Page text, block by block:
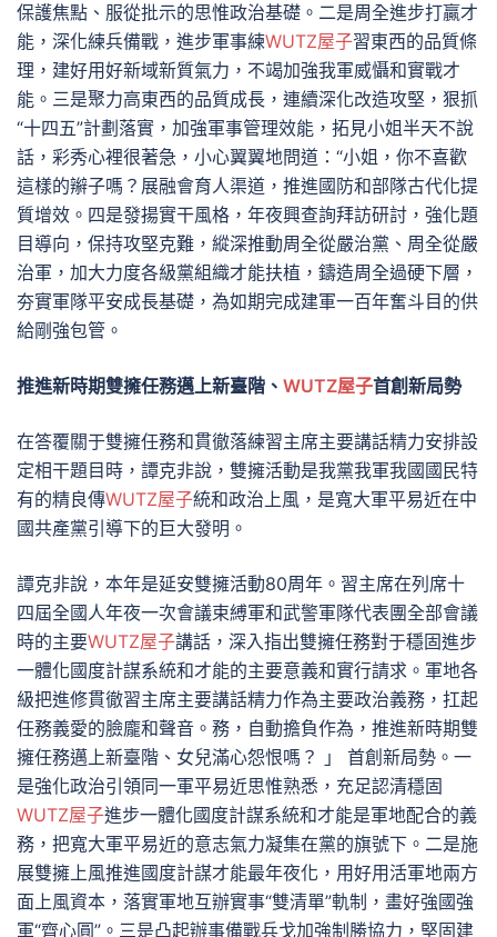
保護焦點、服從批示的思惟政治基礎。二是周全進步打贏才
能，深化練兵備戰，進步軍事練WUTZ屋子習東西的品質條
理，建好用好新域新質氣力，不竭加強我軍威懾和實戰才
能。三是聚力高東西的品質成長，連續深化改造攻堅，狠抓
“十四五”計劃落實，加強軍事管理效能，拓見小姐半天不說
話，彩秀心裡很著急，小心翼翼地問道：“小姐，你不喜歡
這樣的辮子嗎？展融會育人渠道，推進國防和部隊古代化提
質增效。四是發揚實干風格，年夜興查詢拜訪研討，強化題
目導向，保持攻堅克難，縱深推動周全從嚴治黨、周全從嚴
治軍，加大力度各級黨組織才能扶植，鑄造周全過硬下層，
夯實軍隊平安成長基礎，為如期完成建軍一百年奮斗目的供
給剛強包管。
推進新時期雙擁任務邁上新臺階、 WUTZ屋子首創新局勢
在答覆關于雙擁任務和貫徹落練習主席主要講話精力安排設
定相干題目時，譚克非說，雙擁活動是我黨我軍我國國民特
有的精良傳WUTZ屋子統和政治上風，是寬大軍平易近在中
國共產黨引導下的巨大發明。
譚克非說，本年是延安雙擁活動80周年。習主席在列席十
四屆全國人年夜一次會議束縛軍和武警軍隊代表團全部會議
時的主要WUTZ屋子講話，深入指出雙擁任務對于穩固進步
一體化國度計謀系統和才能的主要意義和實行請求。軍地各
級把進修貫徹習主席主要講話精力作為主要政治義務，扛起
任務義愛的臉龐和聲音。務，自動擔負作為，推進新時期雙
擁任務邁上新臺階、女兒滿心怨恨嗎？ 」 首創新局勢。一
是強化政治引領同一軍平易近思惟熟悉，充足認清穩固
WUTZ屋子進步一體化國度計謀系統和才能是軍地配合的義
務，把寬大軍平易近的意志氣力凝集在黨的旗號下。二是施
展雙擁上風推進國度計謀才能最年夜化，用好用活軍地兩方
面上風資本，落實軍地互辦實事“雙清單”軌制，畫好強國強
軍“齊心圓”。三是凸起辦事備戰兵戈加強制勝協力，堅固建